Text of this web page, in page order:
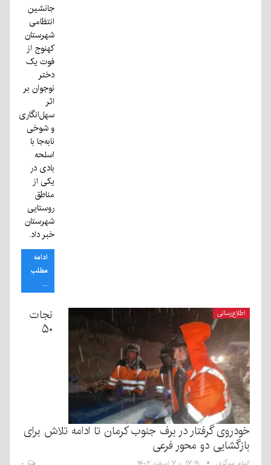
جانشین
انتظامی
شهرستان
کهنوج از
فوت یک
دختر
نوجوان بر
اثر
سهل‌انگاری
و شوخی
نابه‌جا با
اسلحه
بادی در
یکی از
مناطق
روستایی
شهرستان
خبر داد.
ادامه
مطلب
...
اطلاع‌رسانی
نجات
۵۰
خودروی گرفتار در برف جنوب کرمان تا ادامه تلاش برای
بازگشایی دو محور فرعی